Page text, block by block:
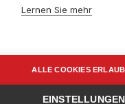
Lernen Sie mehr
ALLE COOKIES
EINSTELLUNGEN